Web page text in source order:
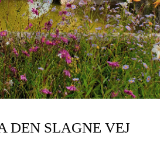
DEN SLAGNE VEJ